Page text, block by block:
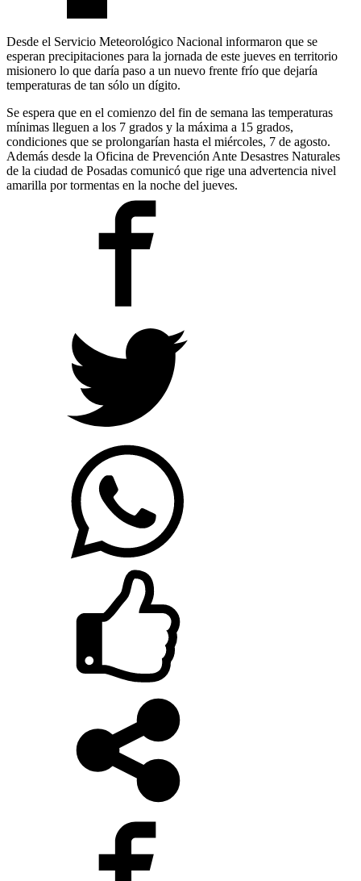
Desde el Servicio Meteorológico Nacional informaron que se
esperan precipitaciones para la jornada de este jueves en territorio
misionero lo que daría paso a un nuevo frente frío que dejaría
temperaturas de tan sólo un dígito.
Se espera que en el comienzo del fin de semana las temperaturas
mínimas lleguen a los 7 grados y la máxima a 15 grados,
condiciones que se prolongarían hasta el miércoles, 7 de agosto.
Además desde la Oficina de Prevención Ante Desastres Naturales
de la ciudad de Posadas comunicó que rige una advertencia nivel
amarilla por tormentas en la noche del jueves.